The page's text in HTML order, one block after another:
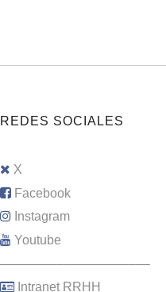
REDES SOCIALES
X
Facebook
Instagram
Youtube
–––––––––––––––––––––
Intranet RRHH